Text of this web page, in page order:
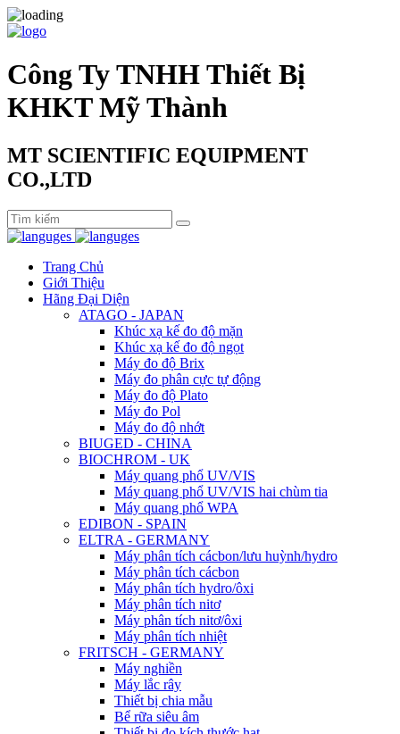
Công Ty TNHH Thiết Bị
KHKT Mỹ Thành
MT SCIENTIFIC EQUIPMENT
CO.,LTD
Trang Chủ
Giới Thiệu
Hãng Đại Diện
ATAGO - JAPAN
Khúc xạ kế đo độ mặn
Khúc xạ kế đo độ ngọt
Máy đo độ Brix
Máy đo phân cực tự động
Máy đo độ Plato
Máy đo Pol
Máy đo độ nhớt
BIUGED - CHINA
BIOCHROM - UK
Máy quang phổ UV/VIS
Máy quang phổ UV/VIS hai chùm tia
Máy quang phổ WPA
EDIBON - SPAIN
ELTRA - GERMANY
Máy phân tích cácbon/lưu huỳnh/hydro
Máy phân tích cácbon
Máy phân tích hydro/ôxi
Máy phân tích nitơ
Máy phân tích nitơ/ôxi
Máy phân tích nhiệt
FRITSCH - GERMANY
Máy nghiền
Máy lắc rây
Thiết bị chia mẫu
Bể rữa siêu âm